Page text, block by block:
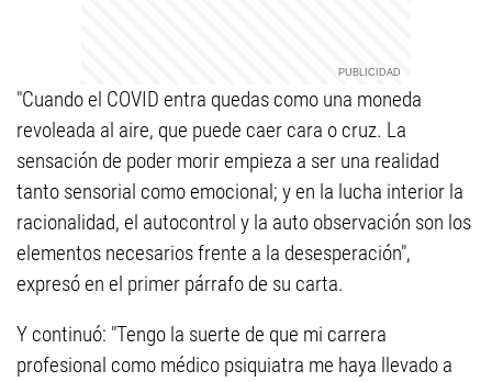
"Cuando el COVID entra quedas como una moneda
revoleada al aire, que puede caer cara o cruz. La
sensación de poder morir empieza a ser una realidad
tanto sensorial como emocional; y en la lucha interior la
racionalidad, el autocontrol y la auto observación son los
elementos necesarios frente a la desesperación",
expresó en el primer párrafo de su carta.
Y continuó: "Tengo la suerte de que mi carrera
profesional como médico psiquiatra me haya llevado a